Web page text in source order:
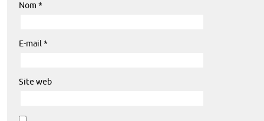
Nom *
E-mail *
Site web